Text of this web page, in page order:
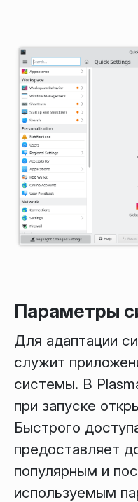
Параметры
Для адаптации
служит
системы. В
при запуске
Быстрого
предоставляет
популярным и
используемым